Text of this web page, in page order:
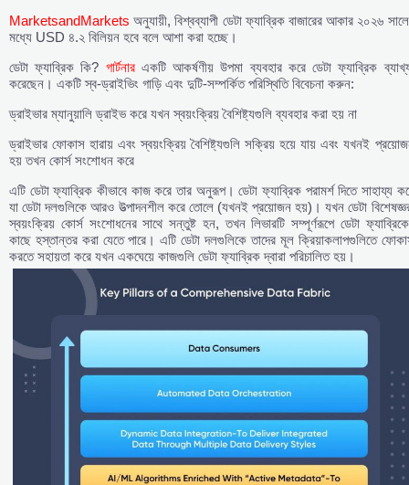
MarketsandMarkets অনুযায়ী, বিশ্বব্যাপী ডেটা ফ্যাব্রিক বাজারের আকার ২০২৬
মধ্যে USD ৪.২ বিলিয়ন হবে বলে আশা করা হচ্ছে।
ডেটা ফ্যাব্রিক কি? গার্টনারএকটি আকর্ষণীয় উপমা ব্যবহার করে ডেটা ফ্যাব্রিক
করেছেন। একটি স্ব-ড্রাইভিং গাড়ি এবং দুটি-সম্পর্কিত পরিস্থিতি বিবেচনা করুন:
ড্রাইভার ম্যানুয়ালি ড্রাইভ করে যখন স্বয়ংক্রিয় বৈশিষ্ট্যগুলি ব্যবহার করা হয় না
ড্রাইভার ফোকাস হারায় এবং স্বয়ংক্রিয় বৈশিষ্ট্যগুলি সক্রিয় হয়ে যায় এবং যখনই
হয় তখন কোর্স সংশোধন করে
এটি ডেটা ফ্যাব্রিক কীভাবে কাজ করে তার অনুরূপ। ডেটা ফ্যাব্রিক পরামর্শ দিতে সাহায্য
যা ডেটা দলগুলিকে আরও উত্পাদনশীল করে তোলে (যখনই প্রয়োজন হয়)। যখন ডেটা
স্বয়ংক্রিয় কোর্স সংশোধনের সাথে সন্তুষ্ট হন, তখন লিভারটি সম্পূর্ণরূপে ডেটা
কাছে হস্তান্তর করা যেতে পারে। এটি ডেটা দলগুলিকে তাদের মূল ক্রিয়াকলাপগুলিতে
করতে সহায়তা করে যখন একঘেয়ে কাজগুলি ডেটা ফ্যাব্রিক দ্বারা পরিচালিত হয়।